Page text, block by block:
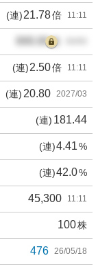
(連)21.78倍 11:11
000.00倍
(連)2.50倍 11:11
(連) 20.80 2027/03
(連) 181.44
(連)4.41%
(連)42.0%
45,300 11:11
100株
476 26/05/18